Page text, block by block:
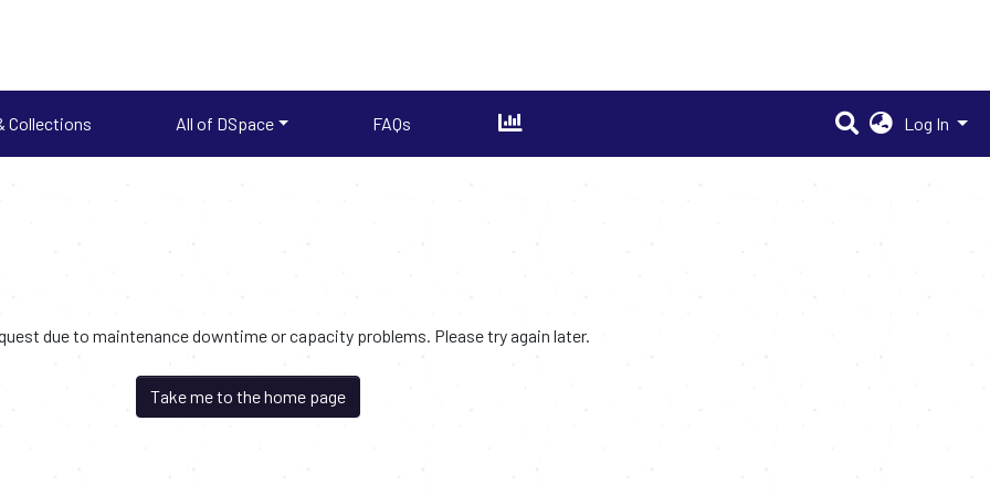
Collections All of DSpace FAQs Log In
due to maintenance downtime or capacity problems. Please try again later.
Take me to the home page